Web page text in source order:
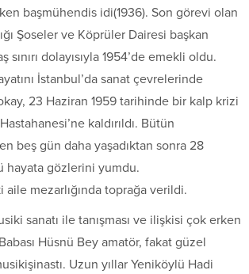
başmühendis idi(1936). Son görevi olan
Şoseler ve Köprüler Dairesi başkan
sınırı dolayısıyla 1954’de emekli oldu.
İstanbul’da sanat çevrelerinde
23 Haziran 1959 tarihinde bir kalp krizi
kaldırıldı. Bütün
beş gün daha yaşadıktan sonra 28
hayata gözlerini yumdu.
aile mezarlığında toprağa verildi.
sanatı ile tanışması ve ilişkisi çok erken
Hüsnü Bey amatör, fakat güzel
Uzun yıllar Yeniköylü Hadi